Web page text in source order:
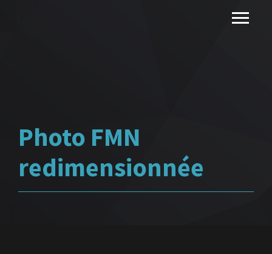
Photo FMN
redimensionnée